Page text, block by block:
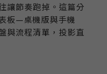
讓節奏跑掉。這篇分
板—桌機版與手機
與流程清單，投影直